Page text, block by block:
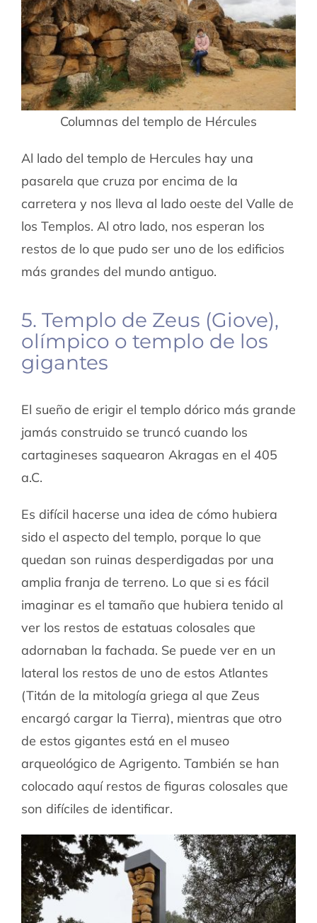
Columnas del templo de Hércules
Al lado del templo de Hercules hay una
pasarela que cruza por encima de la
carretera y nos lleva al lado oeste del Valle de
los Templos. Al otro lado, nos esperan los
restos de lo que pudo ser uno de los edificios
más grandes del mundo antiguo.
5. Templo de Zeus (Giove),
olímpico o templo de los
gigantes
El sueño de erigir el templo dórico más grande
jamás construido se truncó cuando los
cartagineses saquearon Akragas en el 405
a.C.
Es difícil hacerse una idea de cómo hubiera
sido el aspecto del templo, porque lo que
quedan son ruinas desperdigadas por una
amplia franja de terreno. Lo que si es fácil
imaginar es el tamaño que hubiera tenido al
ver los restos de estatuas colosales que
adornaban la fachada. Se puede ver en un
lateral los restos de uno de estos Atlantes
(Titán de la mitología griega al que Zeus
encargó cargar la Tierra), mientras que otro
de estos gigantes está en el museo
arqueológico de Agrigento. También se han
colocado aquí restos de figuras colosales que
son difíciles de identificar.